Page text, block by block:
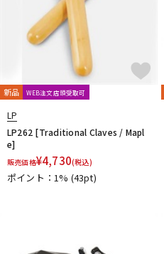
キーボード
管楽器
アンプ
DJ機器
新品 WEB注文店頭受取可
LP
LP262 [Traditional Claves / Mapl
e]
販売価格¥4,730(税込)
ポイント：1% (43pt)